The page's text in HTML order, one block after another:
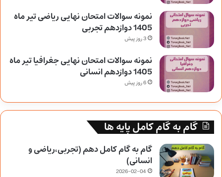
نمونه سوالات امتحان نهایی ریاضی تیر ماه
1405 دوازدهم تجربی
3 روز پیش
نمونه سوالات امتحان نهایی جغرافیا تیر ماه
1405 دوازدهم انسانی
6 روز پیش
گام به گام کامل پایه ها
گام به گام کامل دهم (تجربی،ریاضی و
انسانی)
2026-02-04